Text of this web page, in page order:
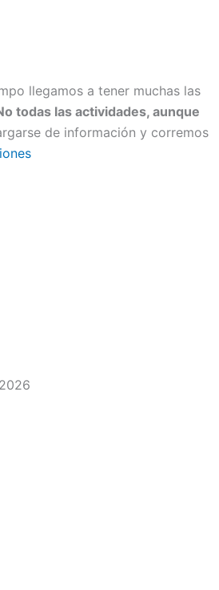
llegamos a tener muchas las
todas las actividades, aunque
de información y corremos